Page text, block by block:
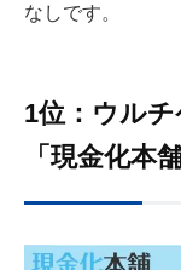
なしです。
1位：ウル
「現金化本舗